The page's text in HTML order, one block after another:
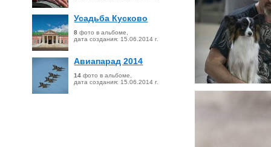
Усадьба Кусково
8 фото в альбоме,
дата создания: 15.06.2014 г.
Авиапарад 2014
14 фото в альбоме,
дата создания: 15.06.2014 г.